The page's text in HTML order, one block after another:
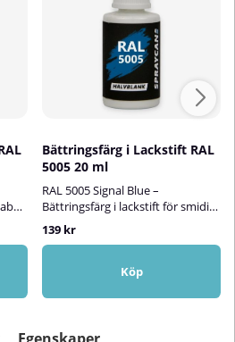
Bättringsfärg i Lackstift RAL
5005 20 ml
RAL 5005 Signal Blue –
Bättringsfärg i lackstift för smidig
och exakt reparationSpraycans
RAL-lackstift är en vattenbaserad
bättringsfärg i en praktisk
penselflaska som gör det enkelt
på en rad olika ytor och föremål,
är halvblank och lätt att applicera
139 kr
Köp